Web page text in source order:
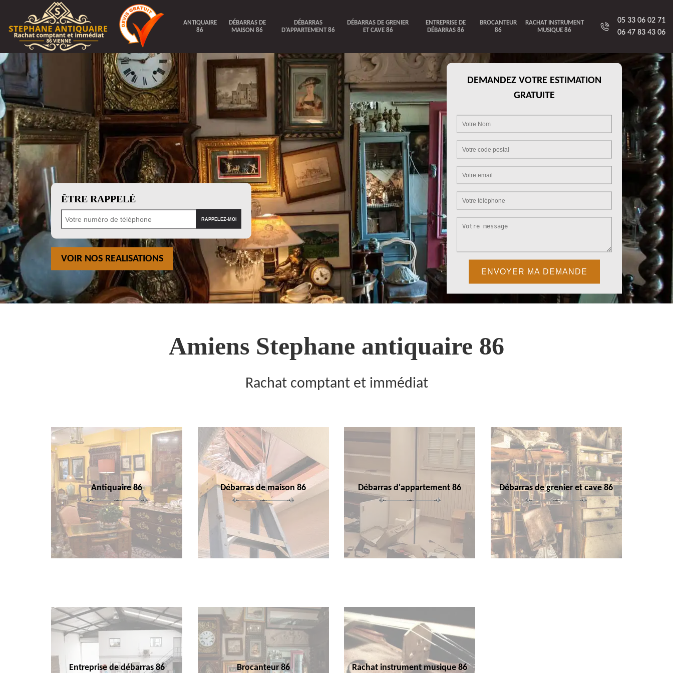
ANTIQUAIRE
86
DÉBARRAS DE
MAISON 86
DÉBARRAS
D'APPARTEMENT 86
DÉBARRAS DE GRENIER
ET CAVE 86
ENTREPRISE DE
DÉBARRAS 86
BROCANTEUR
86
RACHAT INSTRUMENT
MUSIQUE 86
05 33 06 02 71
06 47 83 43 06
ÊTRE RAPPELÉ
VOIR NOS REALISATIONS
DEMANDEZ VOTRE ESTIMATION
GRATUITE
Amiens Stephane antiquaire 86
Rachat comptant et immédiat
Antiquaire 86 Débarras de maison 86 Débarras d'appartement 86 Débarras de grenier et cave 86
Entreprise de débarras 86 Brocanteur 86 Rachat instrument musique 86